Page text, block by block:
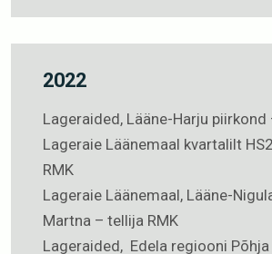
2022
Lageraided, Lääne-Harju piirkond
Lageraie Läänemaal kvartalilt
RMK
Lageraie Läänemaal, Lääne-
Martna – tellija RMK
Lageraided, Edela regiooni